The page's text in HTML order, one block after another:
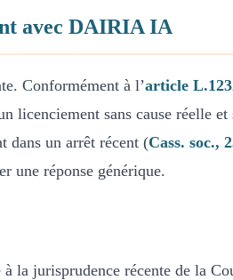
avec DAIRIA IA
Conformément à l’article
licenciement sans cause réelle
dans un arrêt récent (Cass. soc.,
une réponse générique.
la jurisprudence récente de la